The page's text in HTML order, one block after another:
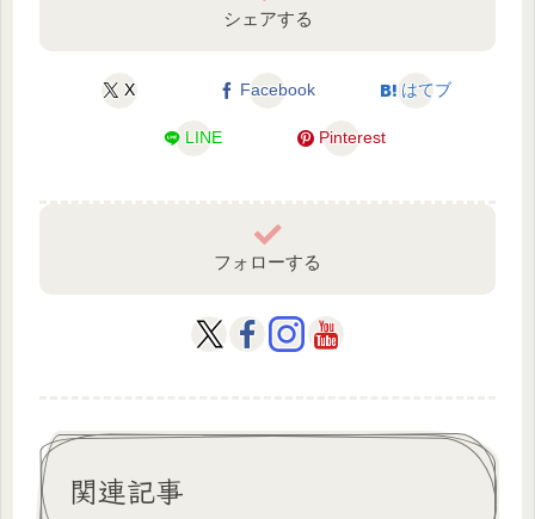
シェアする
X Facebook はてブ
LINE Pinterest
フォローする
関連記事